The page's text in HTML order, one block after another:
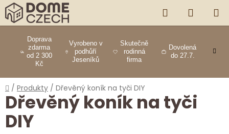
Přejít
na
obsah
Doprava
zdarma
od 2 300
Kč
Vyrobeno v
podhůří
Jeseníků
Skutečně
rodinná
firma
Dovolená
do 27.7.
HLEDAT
KOŠÍK
Domů
/ Produkty / Dřevěný koník na tyči DIY
Dřevěný koník na tyči
DIY